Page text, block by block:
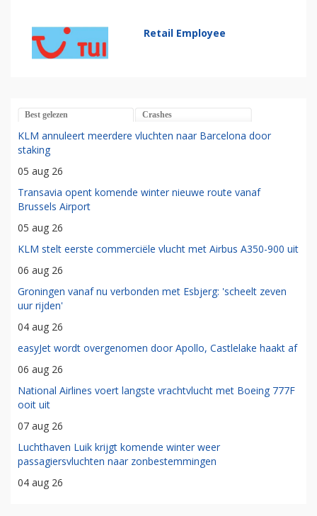
Retail Employee
Best gelezen Crashes
KLM annuleert meerdere vluchten naar Barcelona door
staking
05 aug 26
Transavia opent komende winter nieuwe route vanaf
Brussels Airport
05 aug 26
KLM stelt eerste commerciële vlucht met Airbus A350-900 uit
06 aug 26
Groningen vanaf nu verbonden met Esbjerg: 'scheelt zeven
uur rijden'
04 aug 26
easyJet wordt overgenomen door Apollo, Castlelake haakt af
06 aug 26
National Airlines voert langste vrachtvlucht met Boeing 777F
ooit uit
07 aug 26
Luchthaven Luik krijgt komende winter weer
passagiersvluchten naar zonbestemmingen
04 aug 26